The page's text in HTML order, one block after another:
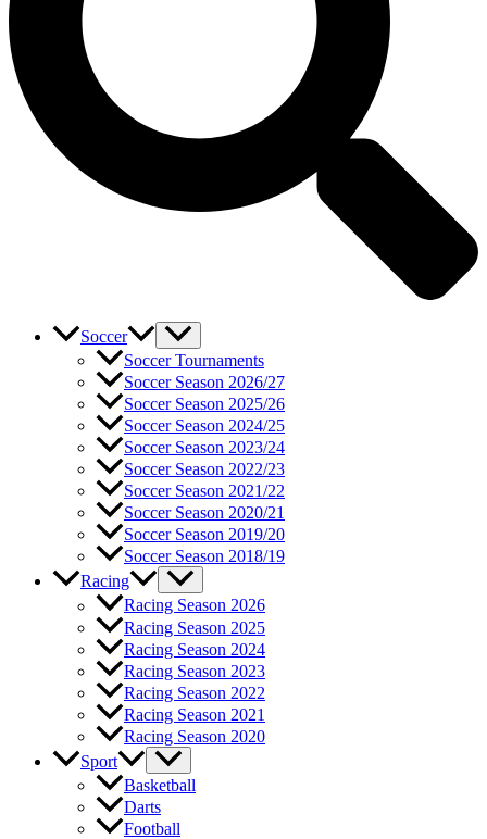
Soccer
Soccer Tournaments
Soccer Season 2026/27
Soccer Season 2025/26
Soccer Season 2024/25
Soccer Season 2023/24
Soccer Season 2022/23
Soccer Season 2021/22
Soccer Season 2020/21
Soccer Season 2019/20
Soccer Season 2018/19
Racing
Racing Season 2026
Racing Season 2025
Racing Season 2024
Racing Season 2023
Racing Season 2022
Racing Season 2021
Racing Season 2020
Sport
Basketball
Darts
Football